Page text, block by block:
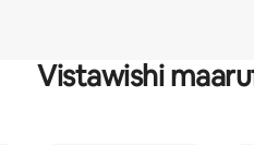
Vistawishi